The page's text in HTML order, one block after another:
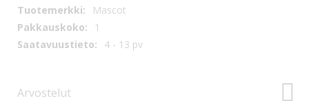
Mascot
1
4 - 13 pv
Arvostelut